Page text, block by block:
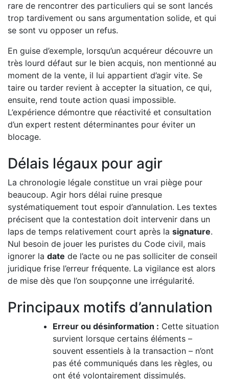
rare de rencontrer des particuliers qui se sont lancés
trop tardivement ou sans argumentation solide, et qui
se sont vu opposer un refus.
En guise d’exemple, lorsqu’un acquéreur découvre un
très lourd défaut sur le bien acquis, non mentionné au
moment de la vente, il lui appartient d’agir vite. Se
taire ou tarder revient à accepter la situation, ce qui,
ensuite, rend toute action quasi impossible.
L’expérience démontre que réactivité et consultation
d’un expert restent déterminantes pour éviter un
blocage.
Délais légaux pour agir
La chronologie légale constitue un vrai piège pour
beaucoup. Agir hors délai ruine presque
systématiquement tout espoir d’annulation. Les textes
précisent que la contestation doit intervenir dans un
laps de temps relativement court après la signature.
Nul besoin de jouer les puristes du Code civil, mais
ignorer la date de l’acte ou ne pas solliciter de conseil
juridique frise l’erreur fréquente. La vigilance est alors
de mise dès que l’on soupçonne une irrégularité.
Principaux motifs d’annulation
Erreur ou désinformation : Cette situation
survient lorsque certains éléments –
souvent essentiels à la transaction – n’ont
pas été communiqués dans les règles, ou
ont été volontairement dissimulés.